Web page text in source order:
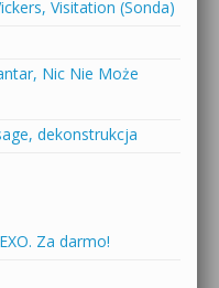
Visitation (Sonda)
Nic Nie Może
dekonstrukcja
Za darmo!